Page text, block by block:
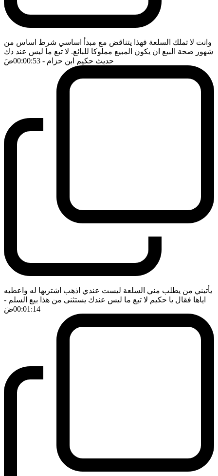
وانت لا تملك السلعة فهذا يتناقض مع مبدأ اساسي شرط اساس من
شهور صحة البيع ان يكون المبيع مملوكا للبائع. لا تبع ما ليس عند دك
حديث حكيم ابن حزام - 00:00:53 ضَ
يأتيني من يطلب مني السلعة ليست عندي اذهب اشتريها له واعطيه
اياها فقال يا حكيم لا تبع ما ليس عندك يستثنى من هذا بيع السلم -
00:01:14ضَ